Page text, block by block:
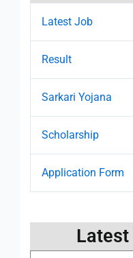
Latest Job
Result
Sarkari Yojana
Scholarship
Application Form